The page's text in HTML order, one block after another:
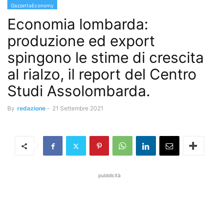
GazzettaEconomy
Economia lombarda:
produzione ed export
spingono le stime di crescita
al rialzo, il report del Centro
Studi Assolombarda.
By redazione - 21 Settembre 2021
pubblicità